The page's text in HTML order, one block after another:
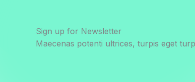
Sign up for Newsletter
Maecenas potenti ultrices, turpis eget